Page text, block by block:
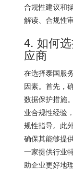
合规性建议和
解读、合规性
4. 如何
应商
在选择泰国服
因素。首先，
数据保护措施
业合规性经验
规性指导。此
确保其能够提
一家提供行业
助企业更好地